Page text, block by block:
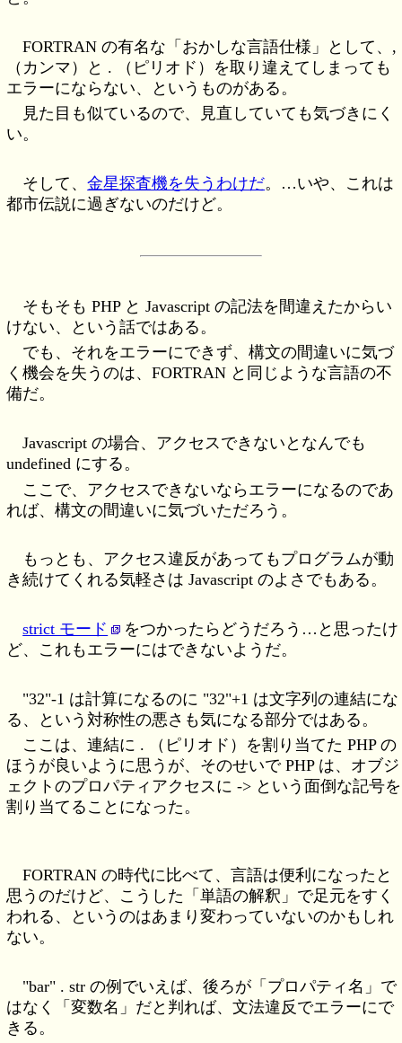
FORTRAN の有名な「おかしな言語仕様」として、,
（カンマ）と . （ピリオド）を取り違えてしまっても
エラーにならない、というものがある。
見た目も似ているので、見直していても気づきにく
い。
そして、金星探査機を失うわけだ。…いや、これは
都市伝説に過ぎないのだけど。
そもそも PHP と Javascript の記法を間違えたからい
けない、という話ではある。
でも、それをエラーにできず、構文の間違いに気づ
く機会を失うのは、FORTRAN と同じような言語の不
備だ。
Javascript の場合、アクセスできないとなんでも
undefined にする。
ここで、アクセスできないならエラーになるのであ
れば、構文の間違いに気づいただろう。
もっとも、アクセス違反があってもプログラムが動
き続けてくれる気軽さは Javascript のよさでもある。
strict モード
をつかったらどうだろう…と思ったけ
ど、これもエラーにはできないようだ。
"32"-1 は計算になるのに "32"+1 は文字列の連結にな
る、という対称性の悪さも気になる部分ではある。
ここは、連結に . （ピリオド）を割り当てた PHP の
ほうが良いように思うが、そのせいで PHP は、オブジ
ェクトのプロパティアクセスに -> という面倒な記号を
割り当てることになった。
FORTRAN の時代に比べて、言語は便利になったと
思うのだけど、こうした「単語の解釈」で足元をすく
われる、というのはあまり変わっていないのかもしれ
ない。
"bar" . str の例でいえば、後ろが「プロパティ名」で
はなく「変数名」だと判れば、文法違反でエラーにで
きる。